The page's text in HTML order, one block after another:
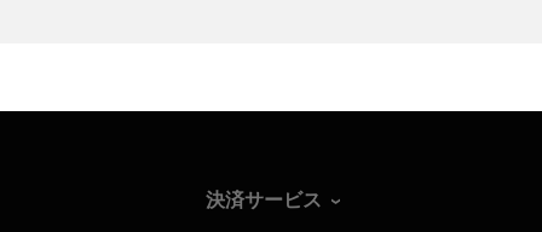
決済サービス